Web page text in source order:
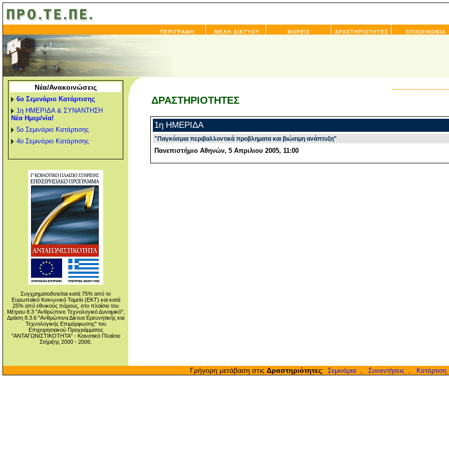
Νέα/Ανακοινώσεις
6ο Σεμινάριο Κατάρτισης
1η ΗΜΕΡΙΔΑ & ΣΥΝΑΝΤΗΣΗ
Νέα Ημερ/νία!
5ο Σεμινάριο Κατάρτισης
4ο Σεμινάριο Κατάρτισης
Συγχρηματοδοτείται κατά 75% από τo
Eυρωπαϊκό Κοινωνικό Ταμείο (ΕΚΤ) και κατά
25% από εθνικούς πόρους, στο πλαίσιο του
Μέτρου 8.3 "Ανθρώπινο Τεχνολογικό Δυναμικό",
Δράση 8.3.6 "Ανθρώπινα Δίκτυα Ερευνητικής και
Τεχνολογικής Επιμόρφωσης" του
Επιχειρησιακού Προγράμματος
"ΑΝΤΑΓΩΝΙΣΤΙΚΟΤΗΤΑ" - Κοινοτικό Πλαίσιο
Στήριξης 2000 - 2006.
ΔΡΑΣΤΗΡΙΟΤΗΤΕΣ
1η ΗΜΕΡΙΔΑ
"Παγκόσμια περιβαλλοντικά προβληματα και βιώσιμη ανάπτυξη"
Πανεπιστήμιο Αθηνών, 5 Απριλιου 2005, 11:00
Γρήγορη μετάβαση στις Δραστηριότητες: Σεμινάρια Συναντήσεις, Κατάρτιση